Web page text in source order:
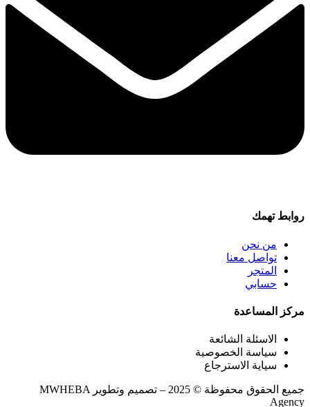
روابط تهمك
من نحن
تواصل معنا
المتجر
حسابي
مركز المساعدة
الاسئلة الشائعة
سياسة الخصوصية
سياية الاسترجاع
جميع الحقوق محفوظة © 2025 – تصميم وتطوير MWHEBA
Agency